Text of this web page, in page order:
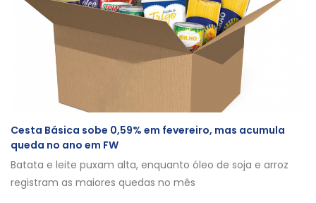
Cesta Básica sobe 0,59% em fevereiro, mas acumula
queda no ano em FW
Batata e leite puxam alta, enquanto óleo de soja e arroz
registram as maiores quedas no mês